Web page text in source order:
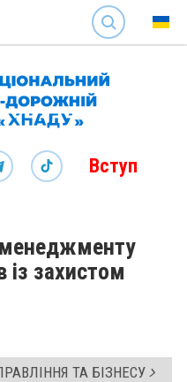
SEARCH
Вступ
із захистом
ТА БІЗНЕСУ